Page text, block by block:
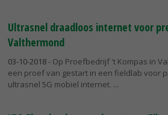
Ultrasnel draadloos internet voor
Valthermond
03-10-2018- Op Proefbedrijf 't Kompas in
een proef van gestart in een fieldlab voor
ultrasnel 5G mobiel internet.